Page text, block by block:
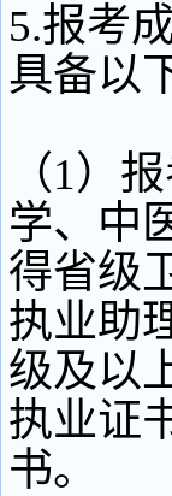
5.报考
具备以
（1）
学、中
得省级
执业助
级及以
执业证
书。